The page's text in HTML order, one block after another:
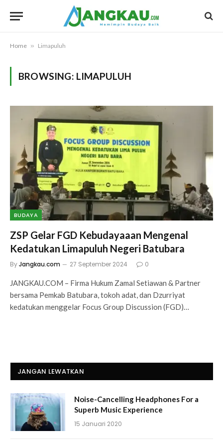
Home » Limapuluh
BROWSING: LIMAPULUH
BUDAYA
ZSP Gelar FGD Kebudayaaan Mengenal
Kedatukan Limapuluh Negeri Batubara
ByJangkau.com 27 September 2024 0
JANGKAU.COM – Firma Hukum Zamal Setiawan & Partner
bersama Pemkab Batubara, tokoh adat, dan Dzurriyat
kedatukan menggelar Focus Group Discussion (FGD)…
JANGAN LEWATKAN
Noise-Cancelling Headphones For a
Superb Music Experience
15 Januari 2020